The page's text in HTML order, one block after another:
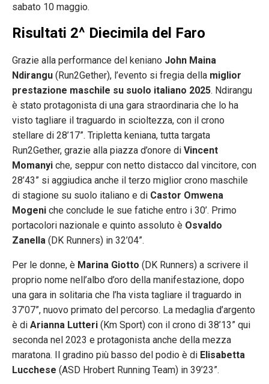
sabato 10 maggio.
Risultati 2^ Diecimila del Faro
Grazie alla performance del keniano John Maina
Ndirangu (Run2Gether), l’evento si fregia della miglior
prestazione maschile su suolo italiano 2025. Ndirangu
è stato protagonista di una gara straordinaria che lo ha
visto tagliare il traguardo in scioltezza, con il crono
stellare di 28’17”. Tripletta keniana, tutta targata
Run2Gether, grazie alla piazza d’onore di Vincent
Momanyi che, seppur con netto distacco dal vincitore, con
28’43” si aggiudica anche il terzo miglior crono maschile
di stagione su suolo italiano e di Castor Omwena
Mogeni che conclude le sue fatiche entro i 30’. Primo
portacolori nazionale e quinto assoluto è Osvaldo
Zanella (DK Runners) in 32’04”.
Per le donne, è Marina Giotto (DK Runners) a scrivere il
proprio nome nell’albo d’oro della manifestazione, dopo
una gara in solitaria che l’ha vista tagliare il traguardo in
37’07”, nuovo primato del percorso. La medaglia d’argento
è di Arianna Lutteri (Km Sport) con il crono di 38’13” qui
seconda nel 2023 e protagonista anche della mezza
maratona. Il gradino più basso del podio è di Elisabetta
Lucchese (ASD Hrobert Running Team) in 39’23”.